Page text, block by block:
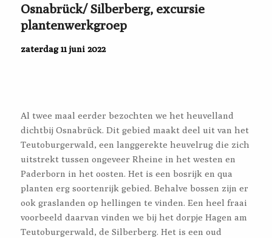
Osnabrück/ Silberberg, excursie
plantenwerkgroep
zaterdag 11 juni 2022
Al twee maal eerder bezochten we het heuvelland
dichtbij Osnabrück. Dit gebied maakt deel uit van het
Teutoburgerwald, een langgerekte heuvelrug die zich
uitstrekt tussen ongeveer Rheine in het westen en
Paderborn in het oosten. Het is een bosrijk en qua
planten erg soortenrijk gebied. Behalve bossen zijn er
ook graslanden op hellingen te vinden. Een heel fraai
voorbeeld daarvan vinden we bij het dorpje Hagen am
Teutoburgerwald, de Silberberg. Het is een oud